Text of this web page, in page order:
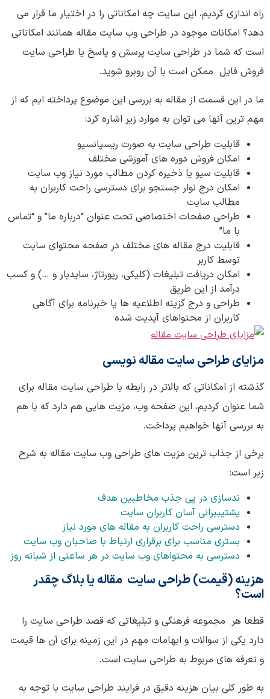
راه اندازی کردیم، این سایت چه امکاناتی را در اختیار ما قرار می
دهد؟ امکانات موجود در طراحی وب سایت مقاله همانند امکاناتی
است که شما در طراحی سایت پرسش و پاسخ یا طراحی سایت
فروش فایل ممکن است با آن روبرو شوید.
ما در این قسمت از مقاله به بررسی این موضوع پرداخته ایم که از
مهم ترین آنها می توان به موارد زیر اشاره کرد:
قابلیت طراحی سایت به صورت ریسپانسیو
امکان فروش دوره های آموزشی مختلف
قابلیت سیو یا ذخیره کردن مطالب مورد نیاز وب سایت
امکان درج نوار جستجو برای دسترسی راحت کاربران به
مطالب سایت
طراحی صفحات اختصاصی تحت عنوان “درباره ما” و “تماس
با ما”
قابلیت درج مقاله های مختلف در صفحه محتوای سایت
توسط کاربر
امکان دریافت تبلیغات (کلیکی، رپورتاژ، سایدبار و …) و کسب
درآمد از این طریق
طراحی و درج گزینه اطلاعیه ها یا خبرنامه برای آگاهی
کاربران از محتواهای آپدیت شده
مزایای طراحی سایت مقاله نویسی
گذشته از امکاناتی که بالاتر در رابطه با طراحی سایت مقاله برای
شما عنوان کردیم، این صفحه وب، مزیت هایی هم دارد که با هم
به بررسی آنها خواهیم پرداخت.
برخی از جذاب ترین مزیت های طراحی وب سایت مقاله به شرح
زیر است:
ندسازی در پی جذب مخاطبین هدف
پشتیببرانی آسان کاربران سایت
دسترسی راحت کاربران به مقاله های مورد نیاز
بستری مناسب برای برقراری ارتباط با صاحبان وب سایت
دسترسی به محتواهای وب سایت در هر ساعتی از شبانه روز
هزینه (قیمت) طراحی سایت مقاله یا بلاگ چقدر
است؟
قطعا هر مجموعه فرهنگی و تبلیغاتی که قصد طراحی سایت را
دارد یکی از سوالات و ابهامات مهم در این زمینه برای آن ها قیمت
و تعرفه های مربوط به طراحی سایت است.
به طور کلی بیان هزینه دقیق در فرایند طراحی سایت با توجه به